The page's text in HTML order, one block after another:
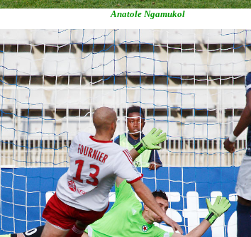
Anatole Ngamukol